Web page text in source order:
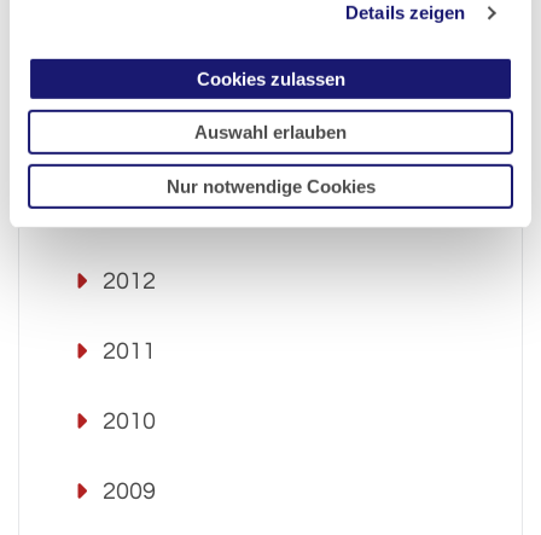
Details zeigen
Cookies zulassen
Auswahl erlauben
Nur notwendige Cookies
2013
2012
2011
2010
2009